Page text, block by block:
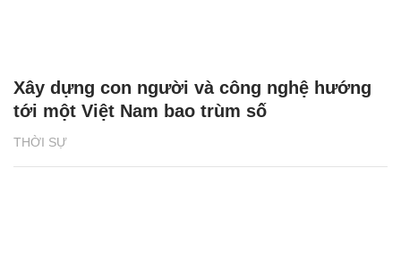
THỜI SỰ
Xây dựng con người và công nghệ hướng
tới một Việt Nam bao trùm số